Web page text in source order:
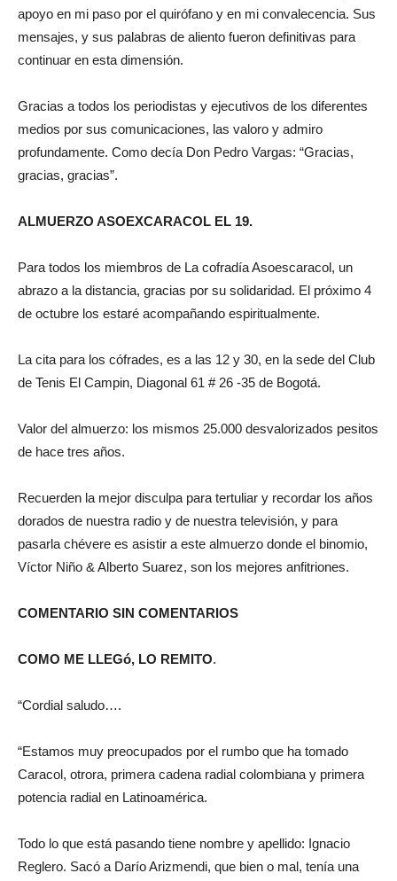
apoyo en mi paso por el quirófano y en mi convalecencia. Sus
mensajes, y sus palabras de aliento fueron definitivas para
continuar en esta dimensión.
Gracias a todos los periodistas y ejecutivos de los diferentes
medios por sus comunicaciones, las valoro y admiro
profundamente. Como decía Don Pedro Vargas: “Gracias,
gracias, gracias”.
ALMUERZO ASOEXCARACOL EL 19.
Para todos los miembros de La cofradía Asoescaracol, un
abrazo a la distancia, gracias por su solidaridad. El próximo 4
de octubre los estaré acompañando espiritualmente.
La cita para los cófrades, es a las 12 y 30, en la sede del Club
de Tenis El Campin, Diagonal 61 # 26 -35 de Bogotá.
Valor del almuerzo: los mismos 25.000 desvalorizados pesitos
de hace tres años.
Recuerden la mejor disculpa para tertuliar y recordar los años
dorados de nuestra radio y de nuestra televisión, y para
pasarla chévere es asistir a este almuerzo donde el binomio,
Víctor Niño & Alberto Suarez, son los mejores anfitriones.
COMENTARIO SIN COMENTARIOS
COMO ME LLEGó, LO REMITO.
“Cordial saludo….
“Estamos muy preocupados por el rumbo que ha tomado
Caracol, otrora, primera cadena radial colombiana y primera
potencia radial en Latinoamérica.
Todo lo que está pasando tiene nombre y apellido: Ignacio
Reglero. Sacó a Darío Arizmendi, que bien o mal, tenía una